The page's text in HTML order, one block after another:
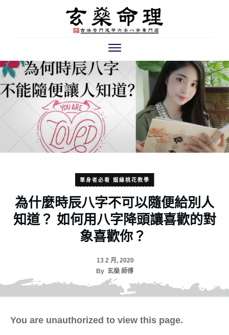
單身者必看 姻緣桃花教學
為什麼時辰八字不可以隨便給別人
知道？ 如何用八字降頭讓喜歡的對
象喜歡你？
13 2 月, 2020
By 玄燊 師傅
You are unauthorized to view this page.